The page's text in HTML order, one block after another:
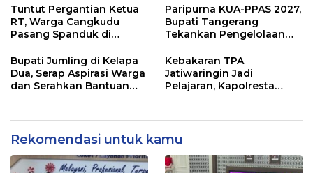
Didorong Terapkan SNI
Tuntut Pergantian Ketua
RT, Warga Cangkudu
Pasang Spanduk di
Paripurna KUA-PPAS 2027,
Bupati Tangerang
Tekankan Pengelolaan
Dampak El Nino
Bupati Jumling di Kelapa
Dua, Serap Aspirasi Warga
dan Serahkan Bantuan
Kebakaran TPA
Jatiwaringin Jadi
Pelajaran, Kapolresta
Ditingkatkan
Rekomendasi untuk kamu